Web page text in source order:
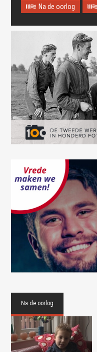
Na de oorlog
Na de oorlog